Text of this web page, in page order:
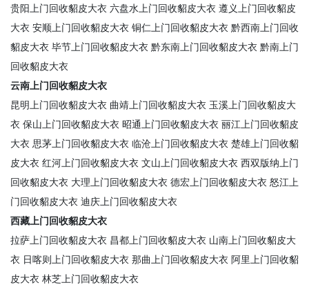
贵阳上门回收貂皮大衣 六盘水上门回收貂皮大衣 遵义上门回收貂皮
大衣 安顺上门回收貂皮大衣 铜仁上门回收貂皮大衣 黔西南上门回收
貂皮大衣 毕节上门回收貂皮大衣 黔东南上门回收貂皮大衣 黔南上门
回收貂皮大衣
云南上门回收貂皮大衣
昆明上门回收貂皮大衣 曲靖上门回收貂皮大衣 玉溪上门回收貂皮大
衣 保山上门回收貂皮大衣 昭通上门回收貂皮大衣 丽江上门回收貂皮
大衣 思茅上门回收貂皮大衣 临沧上门回收貂皮大衣 楚雄上门回收貂
皮大衣 红河上门回收貂皮大衣 文山上门回收貂皮大衣 西双版纳上门
回收貂皮大衣 大理上门回收貂皮大衣 德宏上门回收貂皮大衣 怒江上
门回收貂皮大衣 迪庆上门回收貂皮大衣
西藏上门回收貂皮大衣
拉萨上门回收貂皮大衣 昌都上门回收貂皮大衣 山南上门回收貂皮大
衣 日喀则上门回收貂皮大衣 那曲上门回收貂皮大衣 阿里上门回收貂
皮大衣 林芝上门回收貂皮大衣